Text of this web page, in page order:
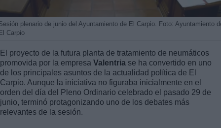
plenario de junio del Ayuntamiento de El Carpio. Foto: Ayuntamiento
Carpio
El proyecto de la futura planta de tratamiento de neumáticos
promovida por la empresa Valentria se ha convertido en uno
de los principales asuntos de la actualidad política de El
Carpio. Aunque la iniciativa no figuraba inicialmente en el
orden del día del Pleno Ordinario celebrado el pasado 29 de
junio, terminó protagonizando uno de los debates más
relevantes de la sesión.